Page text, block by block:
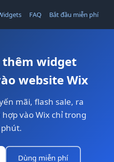
FAQ Bắt đầu miễn phí
widget
website Wix
mãi, flash sale, ra
vào Wix chỉ trong
Dùng miễn phí